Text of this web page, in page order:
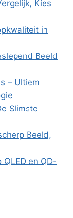
Kies
in
Beeld
– Ultiem
Slimste
Beeld,
QLED en QD-